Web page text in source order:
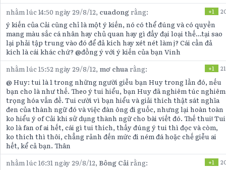
nhằm lúc 14:50 ngày 29/8/12, cuadongrằng: +1
ý kiến của Cải cũng chỉ là một ý kiến, nó có thể đúng và có quyền
mang màu sắc cá nhân hay chủ quan hay gì đấy đại loại thế...tại sao
lại phải tập trung vào đó để đả kích hay xét nét làm j? Cái cần đả
kích là cái khác chứ? @đồng ý với ý kiến của bạn Vinh
nhằm lúc 15:52 ngày 29/8/12, mơ chuarằng: +1 21
@ Huy: tui là 1 trong những người giễu bạn Huy trong lần đó, nếu
bạn cho là như thế. Theo ý tui hiểu, bạn Huy đã nghiêm túc nghiêm
trọng hóa vấn đề. Tui cười vì bạn hiểu và giải thích thật sát nghĩa
đen của thành ngữ đó và việc đàn ông đi guốc, nhưng lại hoàn toàn
ko hiểu ý of Cải khi sử dụng thành ngữ cho bài viết đó. Thế thui! Tui
ko là fan of ai hết, cái gì tui thích, thấy đúng ý tui thì đọc và còm,
ko thích thì thôi, chẳng rảnh đến mức đi ném đá hoặc chế giễu ai
hết, kể cả bạn. Thân
nhằm lúc 16:31 ngày 29/8/12, Bông Cải rằng: +1